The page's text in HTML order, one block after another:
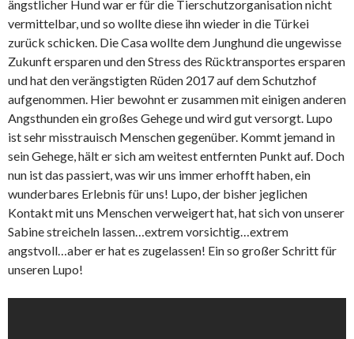
ängstlicher Hund war er für die Tierschutzorganisation nicht
vermittelbar, und so wollte diese ihn wieder in die Türkei
zurück schicken. Die Casa wollte dem Junghund die ungewisse
Zukunft ersparen und den Stress des Rücktransportes ersparen
und hat den verängstigten Rüden 2017 auf dem Schutzhof
aufgenommen. Hier bewohnt er zusammen mit einigen anderen
Angsthunden ein großes Gehege und wird gut versorgt. Lupo
ist sehr misstrauisch Menschen gegenüber. Kommt jemand in
sein Gehege, hält er sich am weitest entfernten Punkt auf. Doch
nun ist das passiert, was wir uns immer erhofft haben, ein
wunderbares Erlebnis für uns! Lupo, der bisher jeglichen
Kontakt mit uns Menschen verweigert hat, hat sich von unserer
Sabine streicheln lassen…extrem vorsichtig…extrem
angstvoll…aber er hat es zugelassen! Ein so großer Schritt für
unseren Lupo!